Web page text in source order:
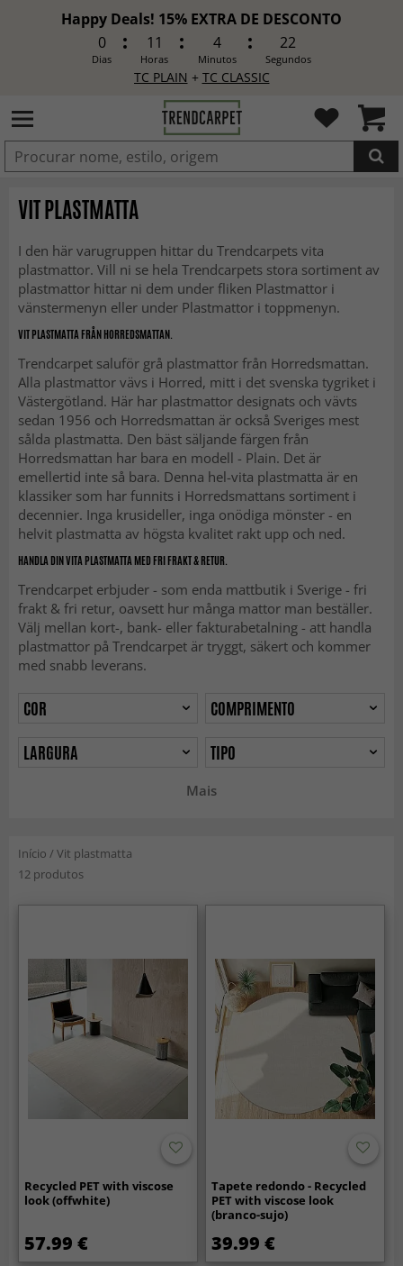
Happy Deals! 15% EXTRA DE DESCONTO
0
Dias
11
Horas
4
Minutos
20
Segundos
TC PLAIN + TC CLASSIC
VIT PLASTMATTA
I den här varugruppen hittar du Trendcarpets vita
plastmattor. Vill ni se hela Trendcarpets stora sortiment av
plastmattor hittar ni dem under fliken Plastmattor i
vänstermenyn eller under Plastmattor i toppmenyn.
VIT PLASTMATTA FRÅN HORREDSMATTAN.
Trendcarpet saluför grå plastmattor från Horredsmattan.
Alla plastmattor vävs i Horred, mitt i det svenska tygriket i
Västergötland. Här har plastmattor designats och vävts
sedan 1956 och Horredsmattan är också Sveriges mest
sålda plastmatta. Den bäst säljande färgen från
Horredsmattan har bara en modell - Plain. Det är
emellertid inte så bara. Denna hel-vita plastmatta är en
klassiker som har funnits i Horredsmattans sortiment i
decennier. Inga krusideller, inga onödiga mönster - en
helvit plastmatta av högsta kvalitet rakt upp och ned.
HANDLA DIN VITA PLASTMATTA MED FRI FRAKT & RETUR.
Trendcarpet erbjuder - som enda mattbutik i Sverige - fri
frakt & fri retur, oavsett hur många mattor man beställer.
Välj mellan kort-, bank- eller fakturabetalning - att handla
plastmattor på Trendcarpet är tryggt, säkert och kommer
med snabb leverans.
Mais
COR
COMPRIMENTO
LARGURA
TIPO
Início /Vit plastmatta
12 produtos
Recycled PET with viscose
look (offwhite)
57.99 €
Tapete redondo - Recycled
PET with viscose look
(branco-sujo)
39.99 €